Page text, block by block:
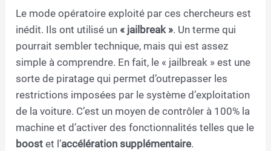
Le mode opératoire exploité par ces chercheurs est
inédit. Ils ont utilisé un « jailbreak ». Un terme qui
pourrait sembler technique, mais qui est assez
simple à comprendre. En fait, le « jailbreak » est une
sorte de piratage qui permet d’outrepasser les
restrictions imposées par le système d’exploitation
de la voiture. C’est un moyen de contrôler à 100% la
machine et d’activer des fonctionnalités telles que le
boost et l’accélération supplémentaire.